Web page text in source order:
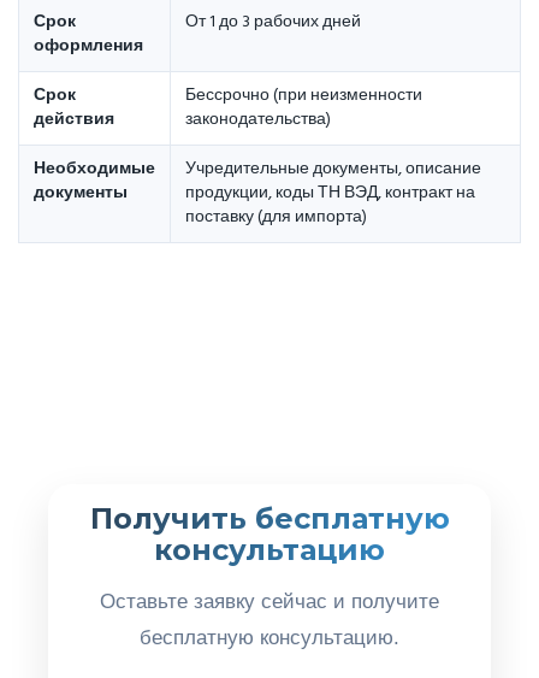
Срок
оформления
От 1 до 3 рабочих дней
Срок
действия
Бессрочно (при неизменности
законодательства)
Необходимые
документы
Учредительные документы, описание
продукции, коды ТН ВЭД, контракт на
поставку (для импорта)
Получить бесплатную
консультацию
Оставьте заявку сейчас и получите
бесплатную консультацию.